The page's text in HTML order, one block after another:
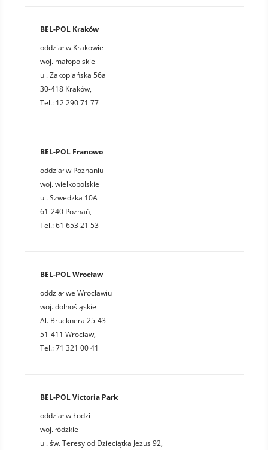
BEL-POL Kraków
oddział w Krakowie
woj. małopolskie
ul. Zakopiańska 56a
30-418 Kraków,
Tel.: 12 290 71 77
BEL-POL Franowo
oddział w Poznaniu
woj. wielkopolskie
ul. Szwedzka 10A
61-240 Poznań,
Tel.: 61 653 21 53
BEL-POL Wrocław
oddział we Wrocławiu
woj. dolnośląskie
Al. Brucknera 25-43
51-411 Wrocław,
Tel.: 71 321 00 41
BEL-POL Victoria Park
oddział w Łodzi
woj. łódzkie
ul. św. Teresy od Dzieciątka Jezus 92,